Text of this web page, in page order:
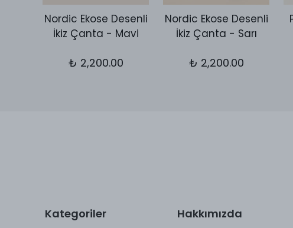
Nordic Ekose Desenli
İkiz Çanta - Mavi
₺ 2,200.00
Nordic Ekose Desenli
İkiz Çanta - Sarı
₺ 2,200.00
Kategoriler Hakkımızda